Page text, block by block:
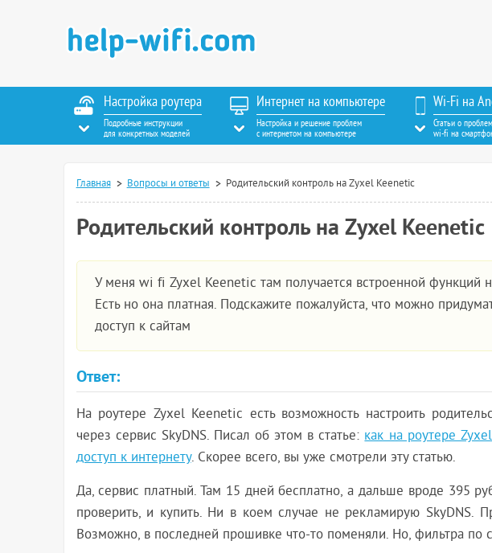
Настройка роутера
Подробные инструкции
для конкретных моделей
Интернет на компьютере
Настройка и решение проблем
с интернетом на компьютере
Wi-Fi на
Статьи о
wi-fi на
Главная Вопросы и ответы Родительский контроль на Zyxel Keenetic
Родительский контроль на Zyxel Keenetic
У меня wi fi Zyxel Keenetic там получается встроенной функций
Есть но она платная. Подскажите пожалуйста, что можно
доступ к сайтам
Ответ:
На роутере Zyxel Keenetic есть возможность настроить
через сервис SkyDNS. Писал об этом в статье:как на роутере
доступ к интернету. Скорее всего, вы уже смотрели эту статью.
Да, сервис платный. Там 15 дней бесплатно, а дальше вроде 395
проверить, и купить. Ни в коем случае не рекламирую SkyDNS.
Возможно, в последней прошивке что-то поменяли. Но, фильтра по